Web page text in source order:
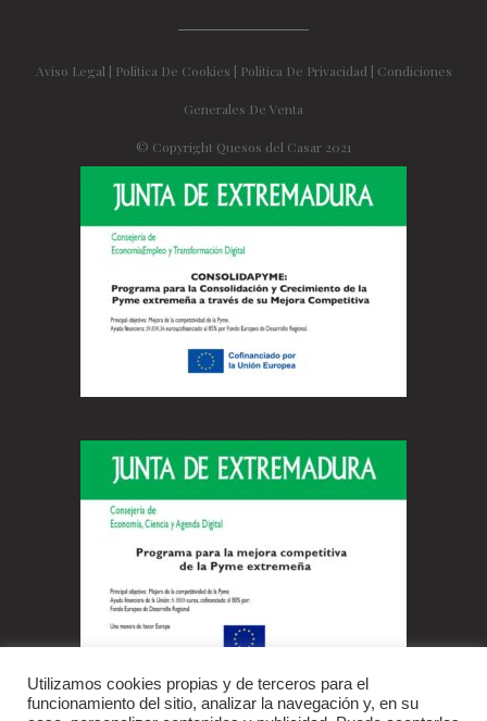
Aviso Legal | Política De Cookies | Política De Privacidad | Condiciones
Generales De Venta
© Copyright Quesos del Casar 2021
Utilizamos cookies propias y de terceros para el
funcionamiento del sitio, analizar la navegación y, en su